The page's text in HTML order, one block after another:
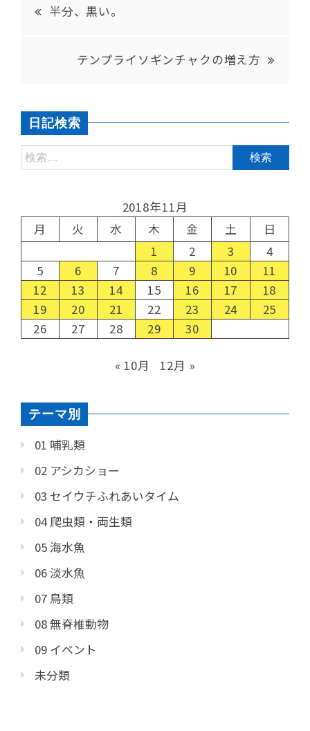
半分、黒い。
テンプライソギンチャクの増え方
日記検索
2018年11月
月
火 水 木 金 土
日
1
2 3
4
5
6 7 8 9 10
11
12
13 14 15 16 17
18
19
20 21 22 23 24
25
26
27 28 29 30
« 10月 12月 »
テーマ別
01 哺乳類
02 アシカショー
03 セイウチふれあいタイム
04 爬虫類・両生類
05 海水魚
06 淡水魚
07 鳥類
08 無脊椎動物
09 イベント
未分類